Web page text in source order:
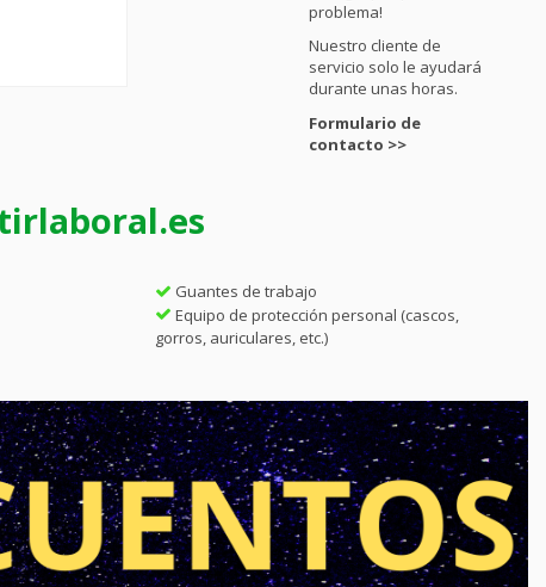
problema!
Nuestro cliente de
servicio solo le ayudará
durante unas horas.
Formulario de
contacto >>
Guantes de trabajo
Equipo de protección personal (cascos,
gorros, auriculares, etc.)